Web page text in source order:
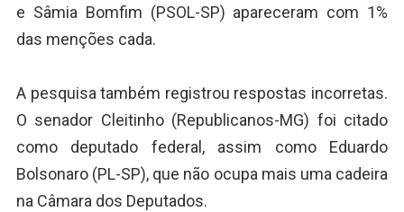
e Sâmia Bomfim (PSOL-SP) apareceram com 1%
das menções cada.
A pesquisa também registrou respostas incorretas.
O senador Cleitinho (Republicanos-MG) foi citado
como deputado federal, assim como Eduardo
Bolsonaro (PL-SP), que não ocupa mais uma cadeira
na Câmara dos Deputados.